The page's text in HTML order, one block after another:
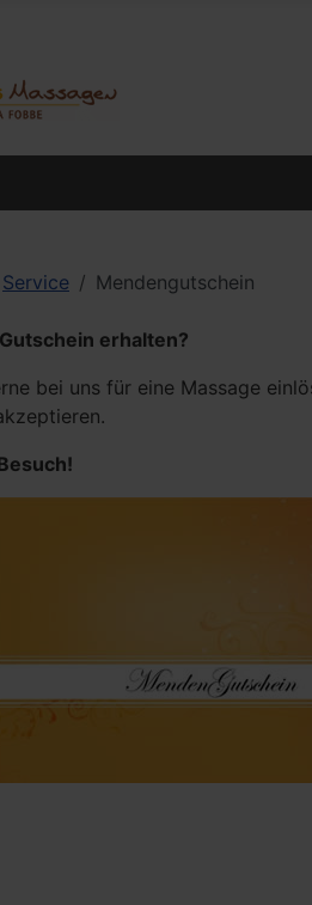
Service Mendengutschein
erhalten?
bei uns für eine Massage